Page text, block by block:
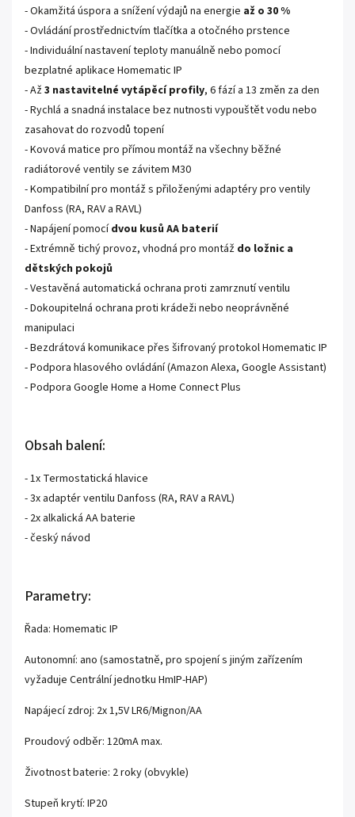
- Okamžitá úspora a snížení výdajů na energie až o 30 %
- Ovládání prostřednictvím tlačítka a otočného prstence
- Individuální nastavení teploty manuálně nebo pomocí
bezplatné aplikace Homematic IP
- Až3 nastavitelné vytápěcí profily, 6 fází a 13 změn za den
- Rychlá a snadná instalace bez nutnosti vypouštět vodu nebo
zasahovat do rozvodů topení
- Kovová matice pro přímou montáž na všechny běžné
radiátorové ventily se závitem M30
- Kompatibilní pro montáž s přiloženými adaptéry pro ventily
Danfoss (RA, RAV a RAVL)
- Napájení pomocídvou kusů AA baterií
- Extrémně tichý provoz, vhodná pro montáž do ložnic a
dětských pokojů
- Vestavěná automatická ochrana proti zamrznutí ventilu
- Dokoupitelná ochrana proti krádeži nebo neoprávněné
manipulaci
- Bezdrátová komunikace přes šifrovaný protokol Homematic IP
- Podpora hlasového ovládání (Amazon Alexa, Google Assistant)
- Podpora Google Home a Home Connect Plus
Obsah balení:
- 1x Termostatická hlavice
- 3x adaptér ventilu Danfoss (RA, RAV a RAVL)
- 2x alkalická AA baterie
- český návod
Parametry:
Řada: Homematic IP
Autonomní: ano (samostatně, pro spojení s jiným zařízením
vyžaduje Centrální jednotku HmIP-HAP)
Napájecí zdroj: 2x 1,5V LR6/Mignon/AA
Proudový odběr: 120mA max.
Životnost baterie: 2 roky (obvykle)
Stupeň krytí: IP20